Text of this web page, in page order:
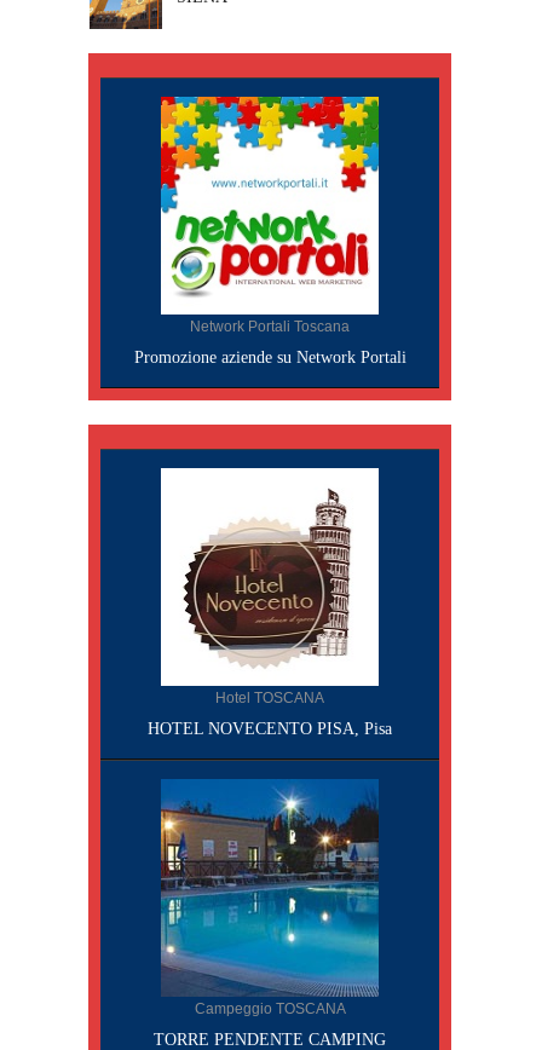
Network Portali Toscana
Promozione aziende su Network Portali
Hotel TOSCANA
HOTEL NOVECENTO PISA, Pisa
Campeggio TOSCANA
TORRE PENDENTE CAMPING